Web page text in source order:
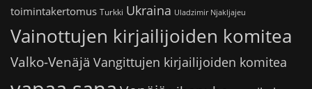
toimintakertomus Turkki Ukraina Uladzimir Njakljajeu
Vainottujen kirjailijoiden komitea
Valko-Venäjä Vangittujen kirjailijoiden komitea